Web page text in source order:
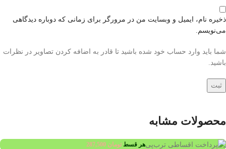
ذخیره نام، ایمیل و وبسایت من در مرورگر برای زمانی که دوباره دیدگاهی
می‌نویسم.
شما باید وارد حساب خود شده باشید تا قادر به اضافه کردن تصاویر در نظرات
باشید.
محصولات مشابه
هر قسطتومان